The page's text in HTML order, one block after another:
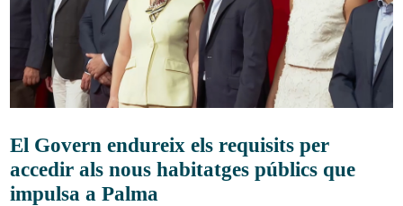
El Govern endureix els requisits per
accedir als nous habitatges públics que
impulsa a Palma